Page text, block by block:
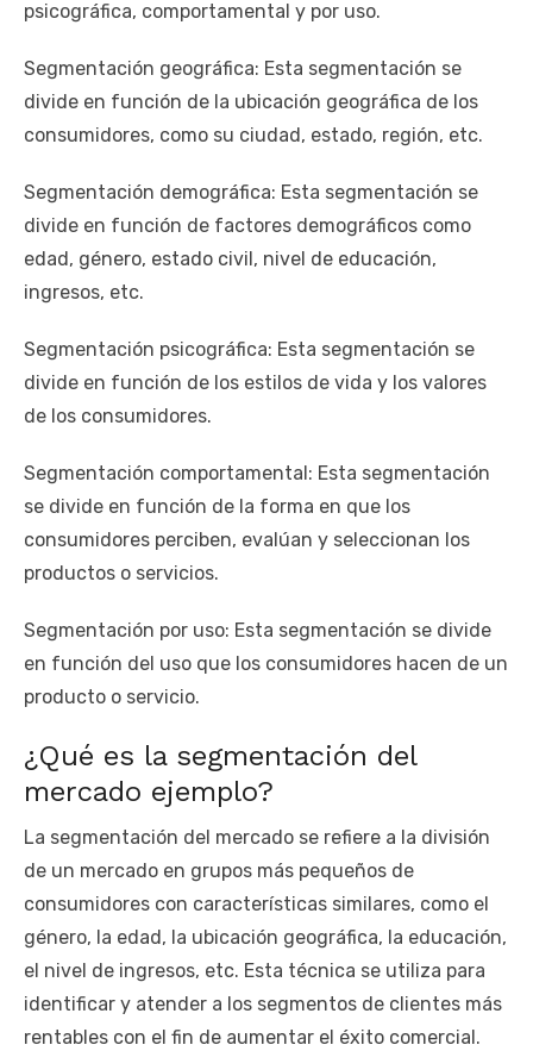
psicográfica, comportamental y por uso.
Segmentación geográfica: Esta segmentación se
divide en función de la ubicación geográfica de los
consumidores, como su ciudad, estado, región, etc.
Segmentación demográfica: Esta segmentación se
divide en función de factores demográficos como
edad, género, estado civil, nivel de educación,
ingresos, etc.
Segmentación psicográfica: Esta segmentación se
divide en función de los estilos de vida y los valores
de los consumidores.
Segmentación comportamental: Esta segmentación
se divide en función de la forma en que los
consumidores perciben, evalúan y seleccionan los
productos o servicios.
Segmentación por uso: Esta segmentación se divide
en función del uso que los consumidores hacen de un
producto o servicio.
¿Qué es la segmentación del
mercado ejemplo?
La segmentación del mercado se refiere a la división
de un mercado en grupos más pequeños de
consumidores con características similares, como el
género, la edad, la ubicación geográfica, la educación,
el nivel de ingresos, etc. Esta técnica se utiliza para
identificar y atender a los segmentos de clientes más
rentables con el fin de aumentar el éxito comercial.